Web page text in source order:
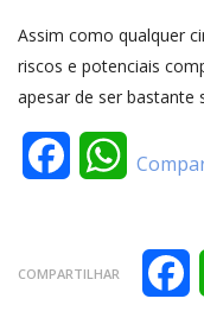
Assim como qualquer
riscos e potenciais
apesar de ser bastante
Facebook
COMPARTILHAR